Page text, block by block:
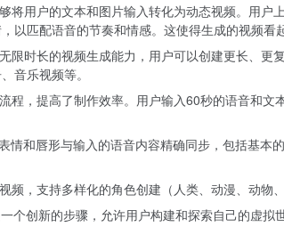
将用户的文本和图片输入转化为动态视频。用
以匹配语音的节奏和情感。这使得生成的视频看
限时长的视频生成能力，用户可以创建更长、
音乐视频等。
程，提高了制作效率。用户输入60秒的语音和
情和唇形与输入的语音内容精确同步，包括基
，支持多样化的角色创建（人类、动漫、动物
个创新的步骤，允许用户构建和探索自己的虚